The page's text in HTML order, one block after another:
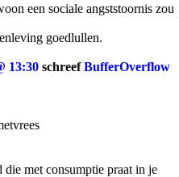
een sociale angststoornis zou
goedlullen.
13:30 schreefBufferOverflow
met consumptie praat in je